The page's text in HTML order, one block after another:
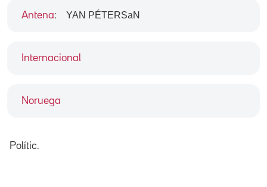
Internacional
Noruega
Antena: YAN PÉTERSaN
Polític.